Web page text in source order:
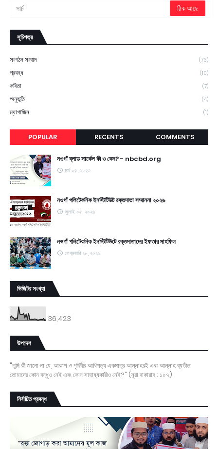
সূচিপত্র
সংগঠন সংবাদ (73)
প্রবন্ধ (10)
কবিতা (7)
অনুভূতি (4)
ম্যাগাজিন (1)
POPULAR RECENTS COMMENTS
নওগাঁ ব্লাড সার্কেল কী ও কেন? - nbcbd.org
মার্চ ০৫, ২০২৩
নওগাঁ পলিটেকনিক ইনস্টিটিউট রক্তদাতা সম্মাননা ২০২৬
জুলাই ০৫, ২০২৬
নওগাঁ পলিটেকনিক ইনস্টিটিউটে রক্তদাতাদের ইফতার মাহফিল
ফেব্রুয়ারি ২৮, ২০২৬
ভিজিটর সংখ্যা
36,423
উপদেশ
"তুমি কী জানো না যে, আকাশ ও পৃথিবীর আধিপত্য একমাত্র আল্লাহরই এবং আল্লাহ ব্যতীত
তোমাদের কোন বন্ধুও নেই এবং কোন সাহায্যকারীও নেই?" (সূরা বাকারাহ : ১০৭)
নির্বাচিত প্রবন্ধ